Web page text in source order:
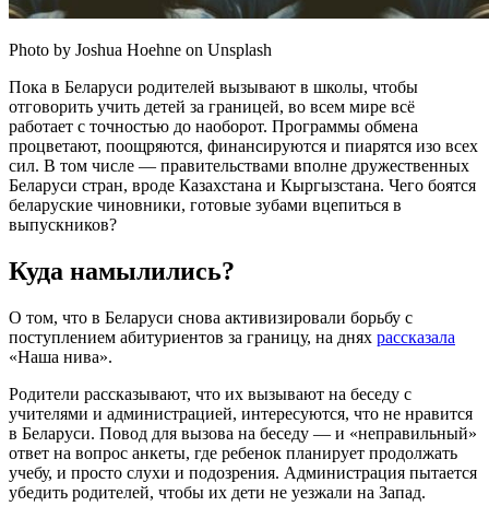
Photo by Joshua Hoehne on Unsplash
Пока в Беларуси родителей вызывают в школы, чтобы
отговорить учить детей за границей, во всем мире всё
работает с точностью до наоборот. Программы обмена
процветают, поощряются, финансируются и пиарятся изо всех
сил. В том числе — правительствами вполне дружественных
Беларуси стран, вроде Казахстана и Кыргызстана. Чего боятся
беларуские чиновники, готовые зубами вцепиться в
выпускников?
Куда намылились?
О том, что в Беларуси снова активизировали борьбу с
поступлением абитуриентов за границу, на днях рассказала
«Наша нива».
Родители рассказывают, что их вызывают на беседу с
учителями и администрацией, интересуются, что не нравится
в Беларуси. Повод для вызова на беседу — и «неправильный»
ответ на вопрос анкеты, где ребенок планирует продолжать
учебу, и просто слухи и подозрения. Администрация пытается
убедить родителей, чтобы их дети не уезжали на Запад.